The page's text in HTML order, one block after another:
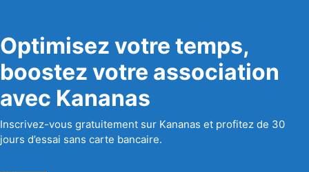
Optimisez votre temps,
boostez votre association
avec Kananas
Inscrivez-vous gratuitement sur Kananas et profitez de 30
jours d’essai sans carte bancaire.